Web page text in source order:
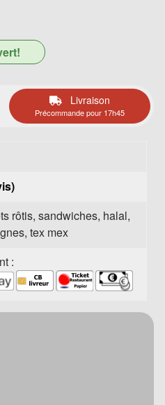
Livraison
Précommande pour 17h45
rôtis, sandwiches, halal,
tex mex
: